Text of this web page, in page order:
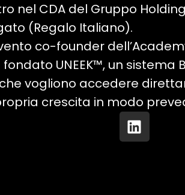
nel CDA del Gruppo
(Regalo Italiano).
co-founder
fondato UNEEK™, un sistema
vogliono accedere
crescita in modo